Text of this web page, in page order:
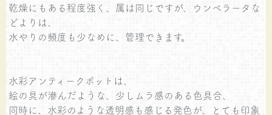
乾燥にもある程度強く、属は同じですが、ウンベラータな
どよりは、
水やりの頻度も少なめに、管理できます。
水彩アンティークポットは、
絵の具が滲んだような、少しムラ感のある色具合、
同時に、水彩のような透明感も感じる発色が、とても印象